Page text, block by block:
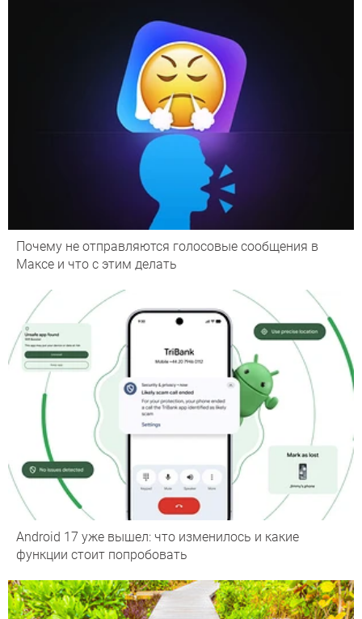
Почему не отправляются голосовые сообщения в
Максе и что с этим делать
Android 17 уже вышел: что изменилось и какие
функции стоит попробовать